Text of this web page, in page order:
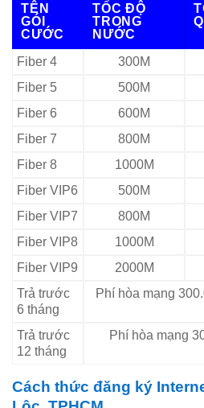
TÊN
GÓI
CƯỚC
TỐC ĐỘ
TRONG
NƯỚC
Fiber 4
300M
Fiber 5
500M
Fiber 6
600M
Fiber 7
800M
Fiber 8
1000M
Fiber VIP6
500M
Fiber VIP7
800M
Fiber VIP8
1000M
Fiber VIP9
2000M
Trả trước
6 tháng
Phí hòa mạng
Trả trước
12 tháng
Phí hòa mạng
Cách thức đăng ký